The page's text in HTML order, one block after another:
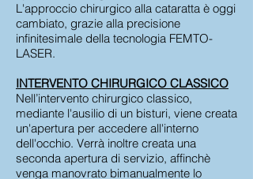
L'approccio chirurgico alla cataratta è oggi
cambiato, grazie alla precisione
infinitesimale della tecnologia FEMTO-
LASER.
INTERVENTO CHIRURGICO CLASSICO
Nell’intervento chirurgico classico,
mediante l'ausilio di un bisturi, viene creata
un'apertura per accedere all'interno
dell'occhio. Verrà inoltre creata una
seconda apertura di servizio, affinchè
venga manovrato bimanualmente lo